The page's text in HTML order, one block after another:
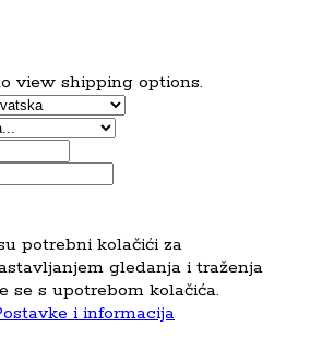
view shipping options.
potrebni kolačići za
gledanja i traženja
se s upotrebom kolačića.
i informacija